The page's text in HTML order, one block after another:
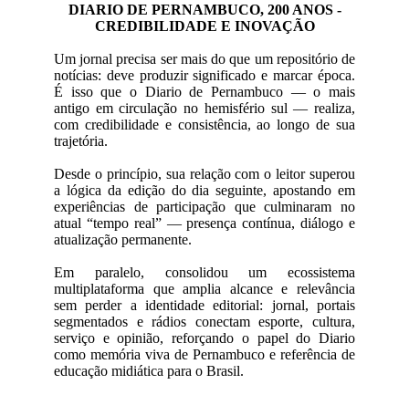
DIARIO DE PERNAMBUCO, 200 ANOS -
CREDIBILIDADE E INOVAÇÃO
Um jornal precisa ser mais do que um repositório de
notícias: deve produzir significado e marcar época.
É isso que o Diario de Pernambuco — o mais
antigo em circulação no hemisfério sul — realiza,
com credibilidade e consistência, ao longo de sua
trajetória.
Desde o princípio, sua relação com o leitor superou
a lógica da edição do dia seguinte, apostando em
experiências de participação que culminaram no
atual “tempo real” — presença contínua, diálogo e
atualização permanente.
Em paralelo, consolidou um ecossistema
multiplataforma que amplia alcance e relevância
sem perder a identidade editorial: jornal, portais
segmentados e rádios conectam esporte, cultura,
serviço e opinião, reforçando o papel do Diario
como memória viva de Pernambuco e referência de
educação midiática para o Brasil.